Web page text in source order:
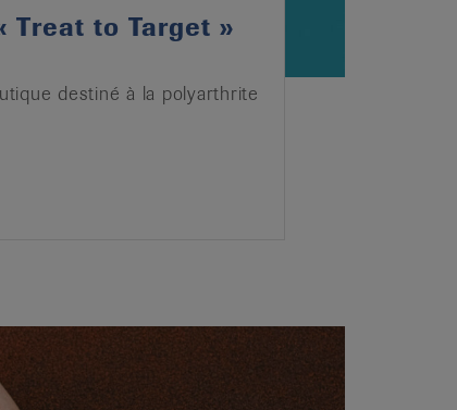
Treat to Target »
destiné à la polyarthrite